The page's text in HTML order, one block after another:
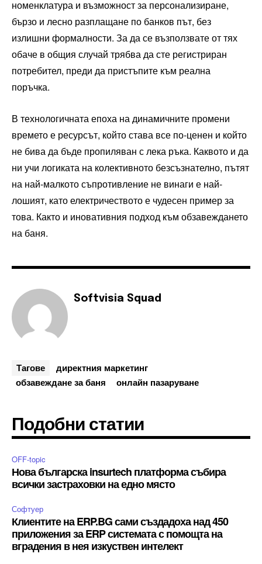
номенклатура и възможност за персонализиране,
бързо и лесно разплащане по банков път, без
излишни формалности. За да се възползвате от тях
обаче в общия случай трябва да сте регистриран
потребител, преди да пристъпите към реална
поръчка.
В технологичната епоха на динамичните промени
времето е ресурсът, който става все по-ценен и който
не бива да бъде пропиляван с лека ръка. Каквото и да
ни учи логиката на колективното безсъзнателно, пътят
на най-малкото съпротивление не винаги е най-
лошият, като електричеството е чудесен пример за
това. Както и иновативния подход към обзавеждането
на баня.
Softvisia Squad
Тагове
директния маркетинг
обзавеждане за баня
онлайн пазаруване
Подобни статии
OFF-topic
Нова българска insurtech платформа събира
всички застраховки на едно място
Софтуер
Клиентите на ERP.BG сами създадоха над 450
приложения за ERP системата с помощта на
вградения в нея изкуствен интелект